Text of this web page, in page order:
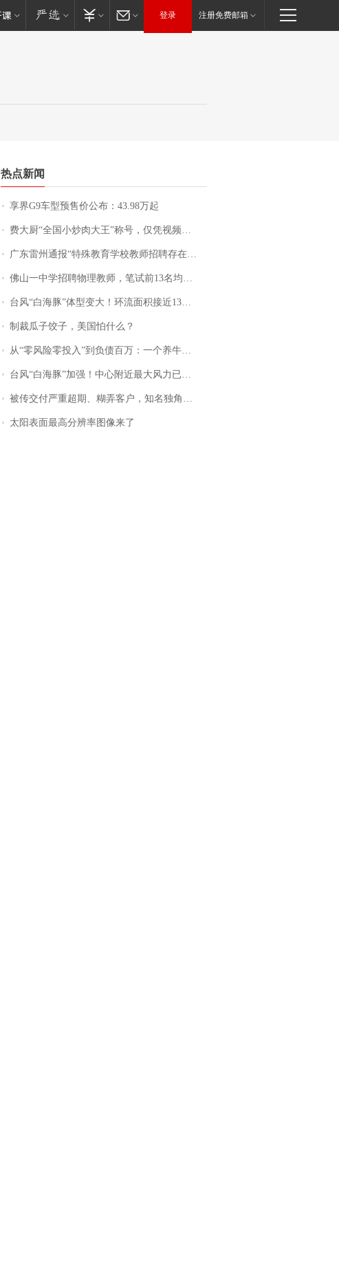
登录 注册免费邮箱
热点新闻
享界G9车型预售价公布：43.98万起
费大厨“全国小炒肉大王”称号，仅凭视频评出？中国烹饪协会回应
广东雷州通报“特殊教育学校教师招聘存在违规行为”：已启动问责程序 副校长被停职
佛山一中学招聘物理教师，笔试前13名均遭淘汰？教育局：已叫停招聘，成立调查组全面核查
台风“白海豚”体型变大！环流面积接近13个浙江那么大
制裁瓜子饺子，美国怕什么？
从“零风险零投入”到负债百万：一个养牛项目崩盘后，谁该为农户的贷款买单丨红星调查
台风“白海豚”加强！中心附近最大风力已达15级 最新研判
被传交付严重超期、糊弄客户，知名独角兽车企创始人回应：都没证据，将依法采取措施，“本人长期与美国交管局保持沟通，对方表示肯定”
太阳表面最高分辨率图像来了